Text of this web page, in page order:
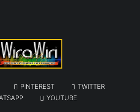
PINTEREST
TWITTER
YOUTUBE